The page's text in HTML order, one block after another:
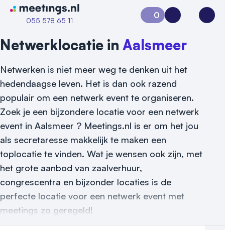
Naar home van Meetings
055 578 65 11
Vraag locatie aan
0
Aanvraag 0Inloggen
Netwerklocatie in Aalsmeer
Netwerken is niet meer weg te denken uit het
hedendaagse leven. Het is dan ook razend
populair om een netwerk event te organiseren.
Zoek je een bijzondere locatie voor een netwerk
event in Aalsmeer ? Meetings.nl is er om het jou
als secretaresse makkelijk te maken een
toplocatie te vinden. Wat je wensen ook zijn, met
het grote aanbod van zaalverhuur,
congrescentra en bijzonder locaties is de
perfecte locatie voor een netwerk event met
meetings zo geregeld!